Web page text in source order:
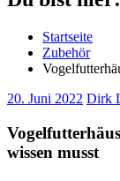
Startseite
Zubehör
20. Juni 2022 Dirk
wissen musst